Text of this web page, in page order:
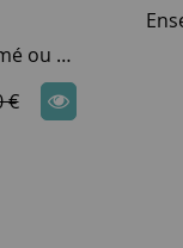
Mitigeur lavabo Echo Chromé ou noir mat avec vidage à tirette - DECOTEC Réf. 143000100125
€